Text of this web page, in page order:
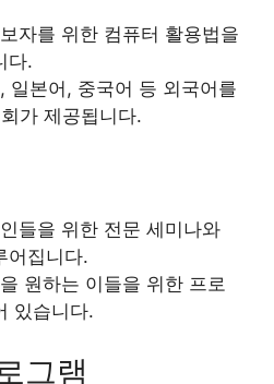
자를 위한 컴퓨터 활용법을
다.
일본어, 중국어 등 외국어를
가 제공됩니다.
들을 위한 전문 세미나와
어집니다.
원하는 이들을 위한 프로
있습니다.
그램